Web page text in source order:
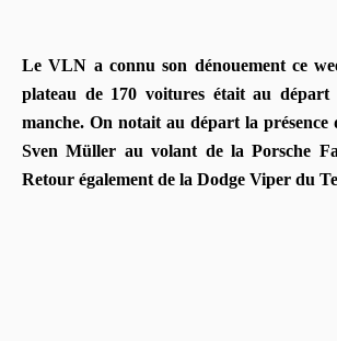
Le VLN a connu son dénouement ce
plateau de 170 voitures était au départ
manche. On notait au départ la présence
Sven Müller au volant de la Porsche
Retour également de la Dodge Viper du